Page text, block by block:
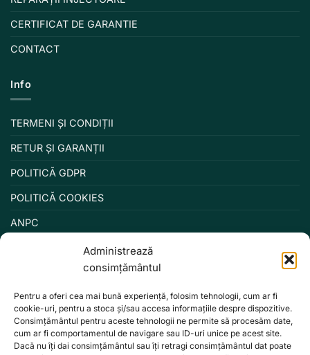
Administrează
consimțământul
Pentru a oferi cea mai bună experiență, folosim tehnologii, cum ar fi
cookie-uri, pentru a stoca și/sau accesa informațiile despre dispozitive.
Consimțământul pentru aceste tehnologii ne permite să procesăm date,
cum ar fi comportamentul de navigare sau ID-uri unice pe acest site.
Dacă nu îți dai consimțământul sau îți retragi consimțământul dat poate
CERTIFICAT DE GARANTIE
CONTACT
Info
TERMENI ȘI CONDIȚII
RETUR ȘI GARANȚII
POLITICĂ GDPR
POLITICĂ COOKIES
ANPC